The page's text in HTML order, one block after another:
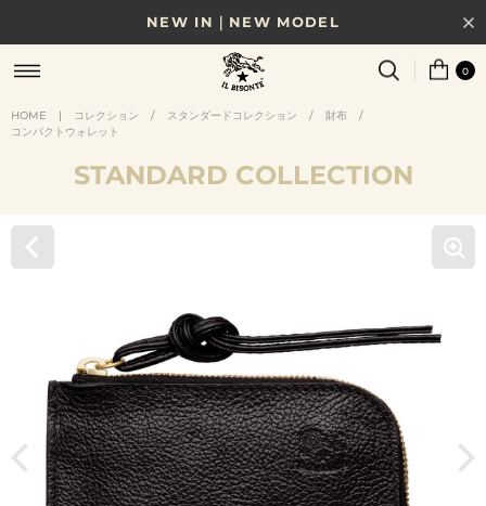
NEW IN｜NEW MODEL
8/17(月)10時まで｜税込11,000円以上で送料無料
贈る相手やシーンから選べる、新しいギフトガイド
0
HOME | コレクション / スタンダードコレクション / 財布
/
コンパクトウォレット
STANDARD COLLECTION